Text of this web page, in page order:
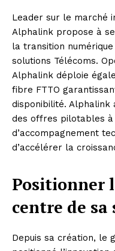
Leader sur le marché
Alphalink propose à
la transition
solutions Télécoms.
Alphalink déploie
fibre FTTO
disponibilité. Alphalink
des offres pilotables à
d’accompagnement
d’accélérer la
Positionner
centre de
Depuis sa création, le